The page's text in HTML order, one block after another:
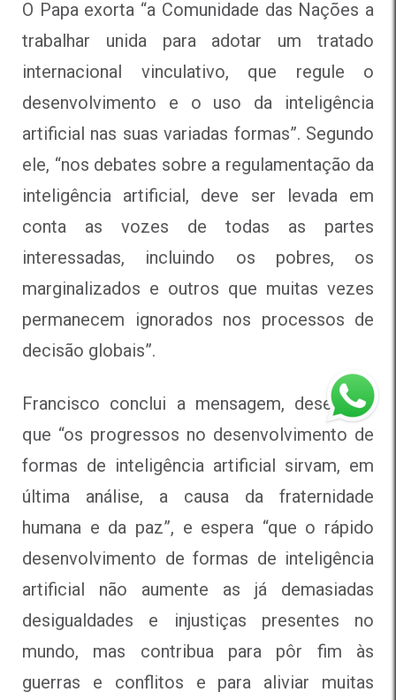
O Papa exorta “a Comunidade das Nações a
trabalhar unida para adotar um tratado
internacional vinculativo, que regule o
desenvolvimento e o uso da inteligência
artificial nas suas variadas formas”. Segundo
ele, “nos debates sobre a regulamentação da
inteligência artificial, deve ser levada em
conta as vozes de todas as partes
interessadas, incluindo os pobres, os
marginalizados e outros que muitas vezes
permanecem ignorados nos processos de
decisão globais”.
Francisco conclui a mensagem, desejando
que “os progressos no desenvolvimento de
formas de inteligência artificial sirvam, em
última análise, a causa da fraternidade
humana e da paz”, e espera “que o rápido
desenvolvimento de formas de inteligência
artificial não aumente as já demasiadas
desigualdades e injustiças presentes no
mundo, mas contribua para pôr fim às
guerras e conflitos e para aliviar muitas